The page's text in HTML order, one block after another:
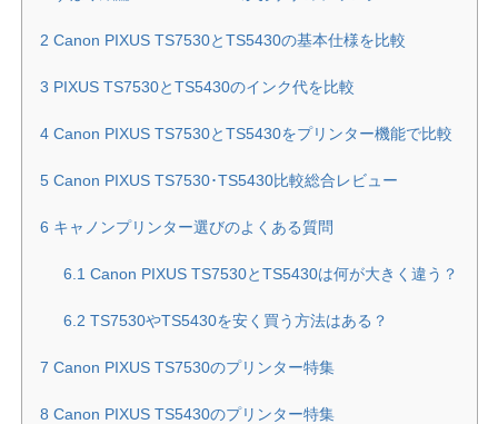
2 Canon PIXUS TS7530とTS5430の基本仕様を比較
3 PIXUS TS7530とTS5430のインク代を比較
4Canon PIXUS TS7530とTS5430をプリンター機能で比較
5Canon PIXUS TS7530･TS5430比較総合レビュー
6 キャノンプリンター選びのよくある質問
6.1 Canon PIXUS TS7530とTS5430は何が大きく違う？
6.2 TS7530やTS5430を安く買う方法はある？
7 Canon PIXUS TS7530のプリンター特集
8 Canon PIXUS TS5430のプリンター特集